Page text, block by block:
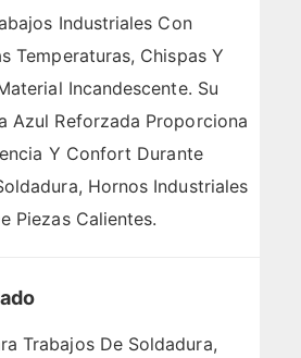
Industriales Con
Temperaturas, Chispas Y
Incandescente. Su
Azul Reforzada Proporciona
Y Confort Durante
Hornos Industriales
Piezas Calientes.
Trabajos De Soldadura,